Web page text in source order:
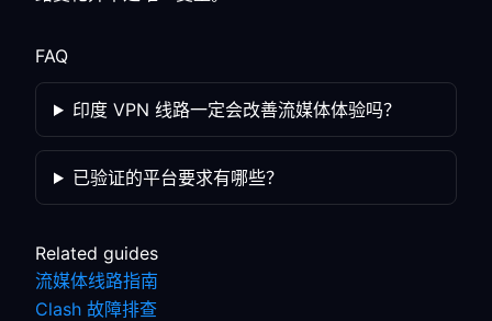
FAQ
印度 VPN 线路一定会改善流媒体体验吗？
已验证的平台要求有哪些？
Related guides
流媒体线路指南
Clash 故障排查